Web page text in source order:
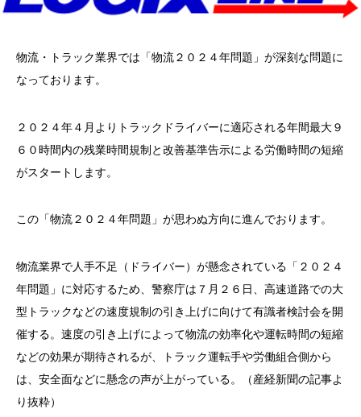
物流・トラック業界では「物流２０２４年問題」が深刻な問題に
なっております。
２０２４年４月よりトラックドライバーに適応される年間最大９
６０時間内の残業時間規制と改善基準告示による労働時間の短縮
がスタートします。
この「物流２０２４年問題」が思わぬ方向に進んでおります。
物流業界で人手不足（ドライバー）が懸念されている「２０２４
年問題」に対応するため、警察庁は７月２６日、高速道路での大
型トラックなどの速度規制の引き上げに向けて有識者検討会を開
催する。速度の引き上げによって物流の効率化や運転時間の短縮
などの効果が期待されるが、トラック運転手や労働組合側から
は、安全面などに懸念の声が上がっている。（産経新聞の記事よ
り抜粋）